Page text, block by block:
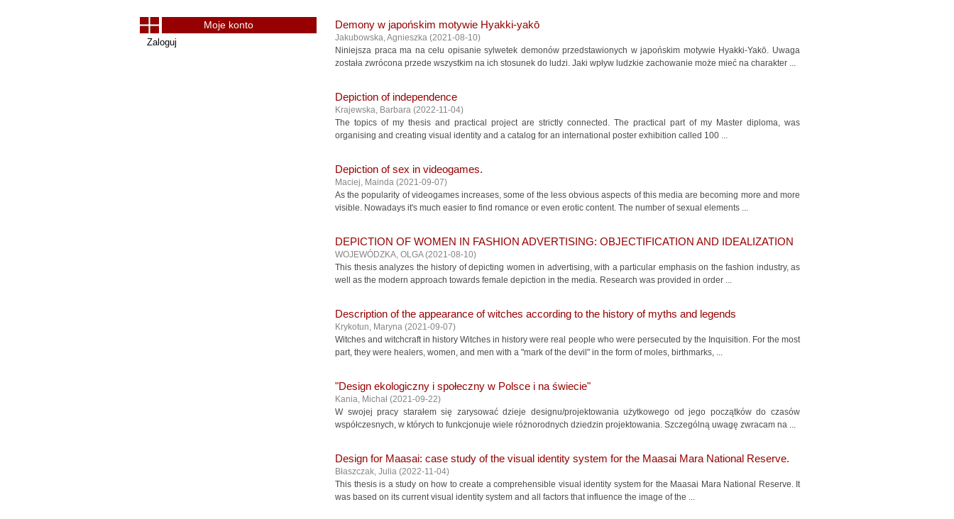
Demony w japońskim motywie Hyakki-yakō
Jakubowska, Agnieszka (2021-08-10)
Niniejsza praca ma na celu opisanie sylwetek demonów przedstawionych w japońskim motywie Hyakki-Yakō. Uwaga
została zwrócona przede wszystkim na ich stosunek do ludzi. Jaki wpływ ludzkie zachowanie może mieć na charakter ...
Depiction of independence
Krajewska, Barbara (2022-11-04)
The topics of my thesis and practical project are strictly connected. The practical part of my Master diploma, was
organising and creating visual identity and a catalog for an international poster exhibition called 100 ...
Depiction of sex in videogames.
Maciej, Mainda (2021-09-07)
As the popularity of videogames increases, some of the less obvious aspects of this media are becoming more and more
visible. Nowadays it's much easier to find romance or even erotic content. The number of sexual elements ...
DEPICTION OF WOMEN IN FASHION ADVERTISING: OBJECTIFICATION AND IDEALIZATION
WOJEWÓDZKA, OLGA (2021-08-10)
This thesis analyzes the history of depicting women in advertising, with a particular emphasis on the fashion industry, as
well as the modern approach towards female depiction in the media. Research was provided in order ...
Description of the appearance of witches according to the history of myths and legends
Krykotun, Maryna (2021-09-07)
Witches and witchcraft in history Witches in history were real people who were persecuted by the Inquisition. For the most
part, they were healers, women, and men with a "mark of the devil" in the form of moles, birthmarks, ...
"Design ekologiczny i społeczny w Polsce i na świecie"
Kania, Michał (2021-09-22)
W swojej pracy starałem się zarysować dzieje designu/projektowania użytkowego od jego początków do czasów
współczesnych, w których to funkcjonuje wiele różnorodnych dziedzin projektowania. Szczególną uwagę zwracam na ...
Design for Maasai: case study of the visual identity system for the Maasai Mara National Reserve.
Błaszczak, Julia (2022-11-04)
This thesis is a study on how to create a comprehensible visual identity system for the Maasai Mara National Reserve. It
was based on its current visual identity system and all factors that influence the image of the ...
Moje konto
Zaloguj